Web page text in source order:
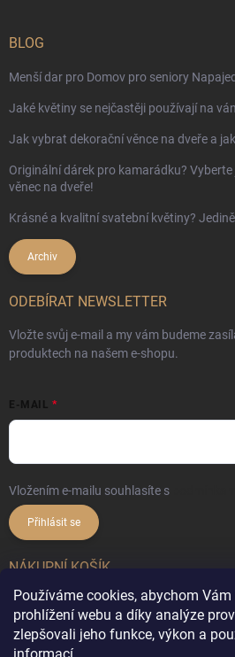
Používáme cookies, abychom
prohlížení webu a díky analýze
zlepšovali jeho funkce, výkon a
BLOG
Menší dar pro Domov pro seniory
Jaké květiny se nejčastěji používají na
Jak vybrat dekorační věnce na dveře a
Originální dárek pro kamarádku?
věnec na dveře!
Krásné a kvalitní svatební květiny?
Archiv
ODEBÍRAT NEWSLETTER
Vložte svůj e-mail a my vám budeme
produktech na našem e-shopu.
E-MAIL
Vložením e-mailu souhlasíte s
Přihlásit se
NÁKUPNÍ KOŠÍK
0ks /0 Kč